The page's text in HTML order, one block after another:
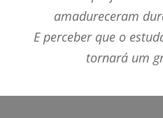
amadureceram
E perceber que o
tornará um